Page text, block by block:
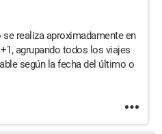
realiza aproximadamente en
agrupando todos los viajes
según la fecha del último o